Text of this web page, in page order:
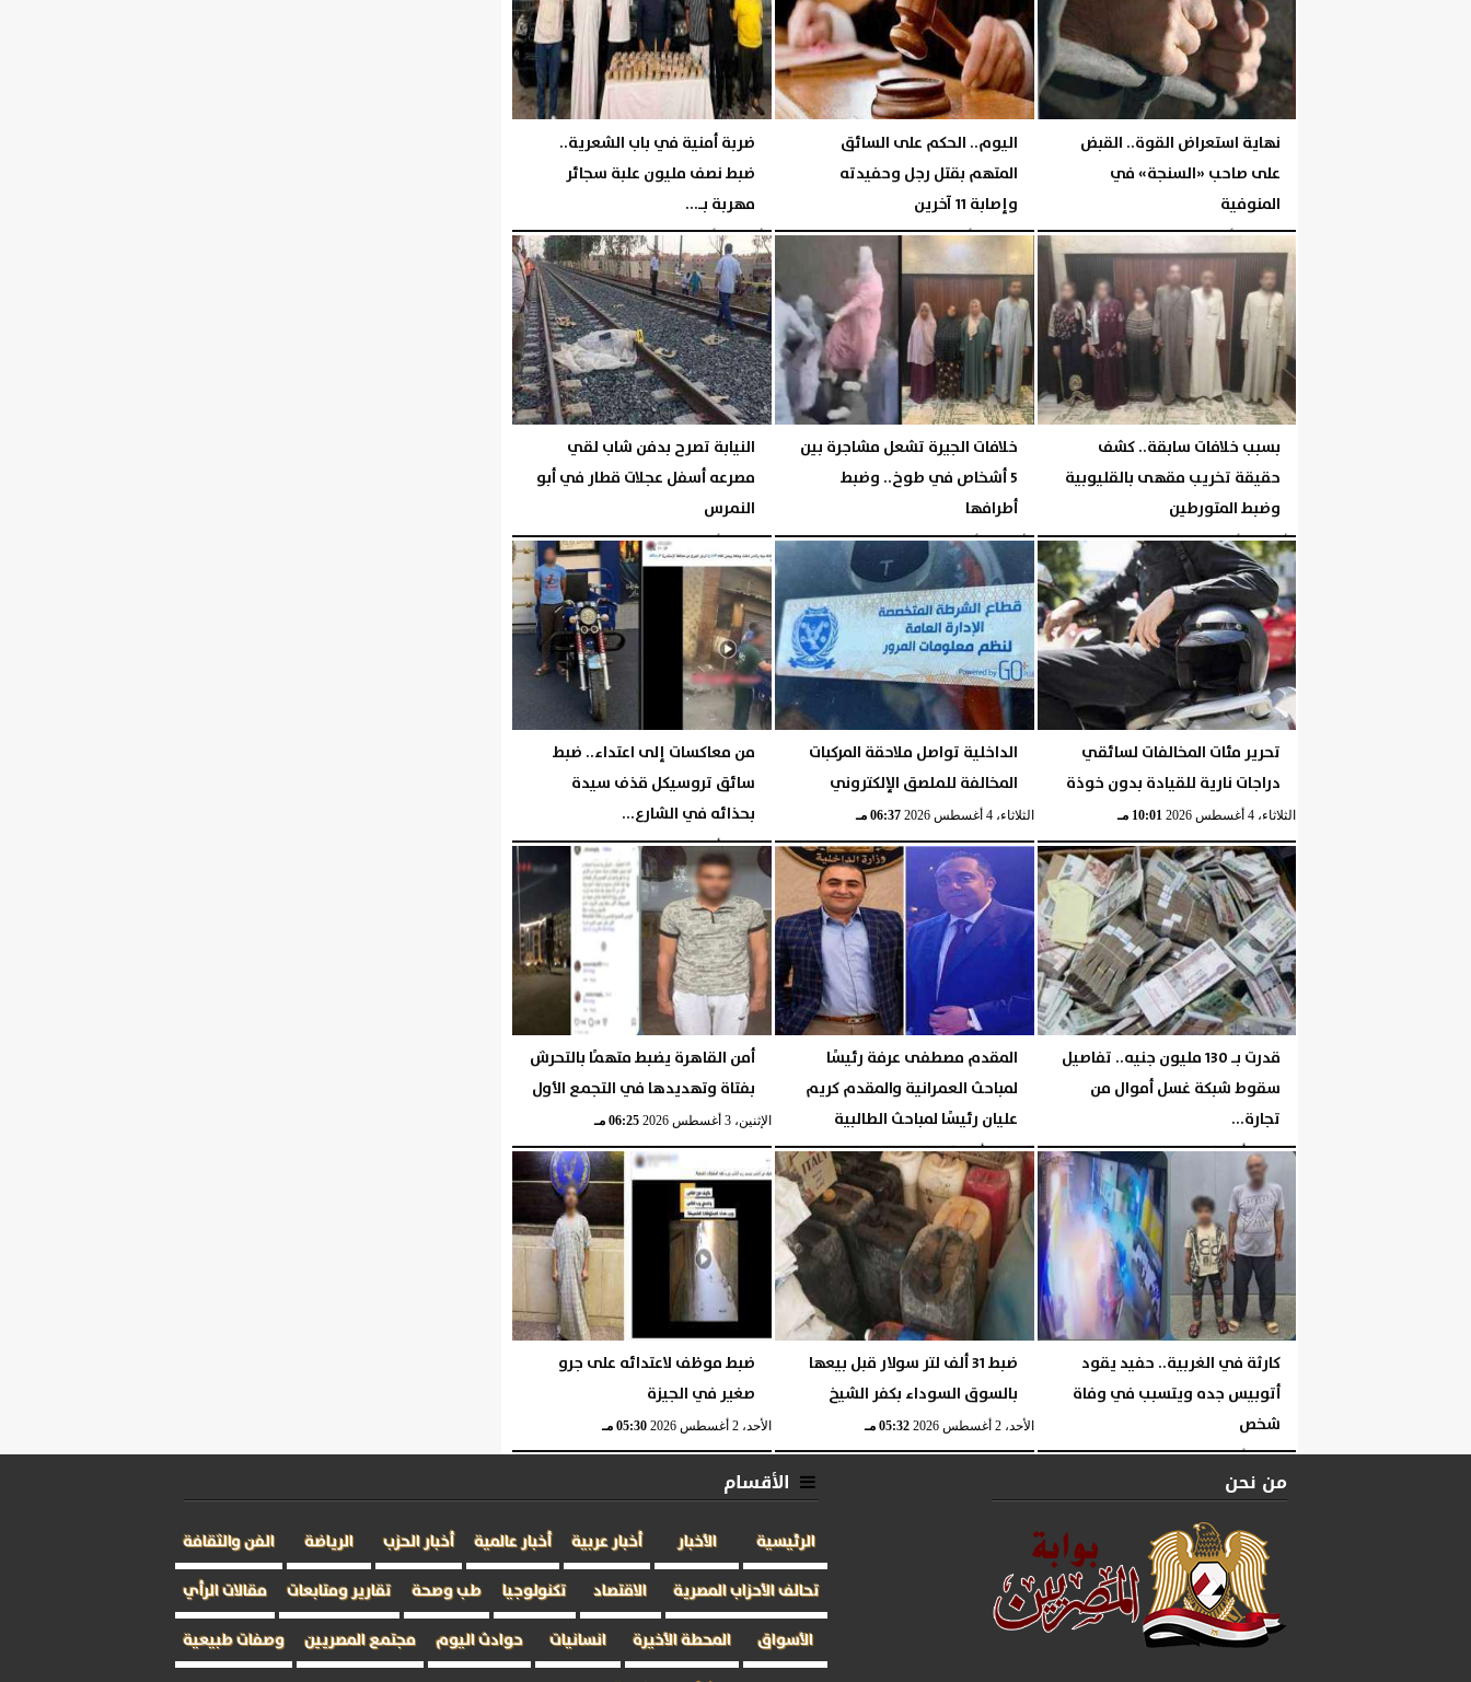
نهاية استعراض القوة.. القبض
على صاحب «السنجة» في
المنوفية
الخميس، 6 أغسطس 2026 06:05 مـ
اليوم.. الحكم على السائق
المتهم بقتل رجل وحفيدته
وإصابة 11 آخرين
الخميس، 6 أغسطس 2026 06:05 مـ
ضربة أمنية في باب الشعرية..
ضبط نصف مليون علبة سجائر
مهربة بـ...
الأربعاء، 5 أغسطس 2026 04:44 مـ
بسبب خلافات سابقة.. كشف
حقيقة تخريب مقهى بالقليوبية
وضبط المتورطين
الأربعاء، 5 أغسطس 2026 04:43 مـ
خلافات الجيرة تشعل مشاجرة بين
5 أشخاص في طوخ.. وضبط
أطرافها
الأربعاء، 5 أغسطس 2026 04:42 مـ
النيابة تصرح بدفن شاب لقي
مصرعه أسفل عجلات قطار في أبو
النمرس
الثلاثاء، 4 أغسطس 2026 10:01 مـ
تحرير مئات المخالفات لسائقي
دراجات نارية للقيادة بدون خوذة
الثلاثاء، 4 أغسطس 2026 10:01 مـ
الداخلية تواصل ملاحقة المركبات
المخالفة للملصق الإلكتروني
الثلاثاء، 4 أغسطس 2026 06:37 مـ
من معاكسات إلى اعتداء.. ضبط
سائق تروسيكل قذف سيدة
بحذائه في الشارع...
الثلاثاء، 4 أغسطس 2026 06:36 مـ
قدرت بـ 130 مليون جنيه.. تفاصيل
سقوط شبكة غسل أموال من
تجارة...
الإثنين، 3 أغسطس 2026 06:39 مـ
المقدم مصطفى عرفة رئيسًا
لمباحث العمرانية والمقدم كريم
عليان رئيسًا لمباحث الطالبية
الإثنين، 3 أغسطس 2026 06:27 مـ
أمن القاهرة يضبط متهمًا بالتحرش
بفتاة وتهديدها في التجمع الأول
الإثنين، 3 أغسطس 2026 06:25 مـ
كارثة في الغربية.. حفيد يقود
أتوبيس جده ويتسبب في وفاة
شخص
الإثنين، 3 أغسطس 2026 06:24 مـ
ضبط 31 ألف لتر سولار قبل بيعها
بالسوق السوداء بكفر الشيخ
الأحد، 2 أغسطس 2026 05:32 مـ
ضبط موظف لاعتدائه على جرو
صغير في الجيزة
الأحد، 2 أغسطس 2026 05:30 مـ
من نحن الأقسام
الرئيسية الأخبار أخبار عربية أخبار عالمية أخبار الحزب الرياضة
الفن والثقافة
تحالف الأحزاب المصرية
الاقتصاد تكنولوجيا طب وصحة تقارير ومتابعات
مقالات الرأي
الأسواق
المحطة الأخيرة انسانيات حوادث اليوم مجتمع المصريين
وصفات طبيعية